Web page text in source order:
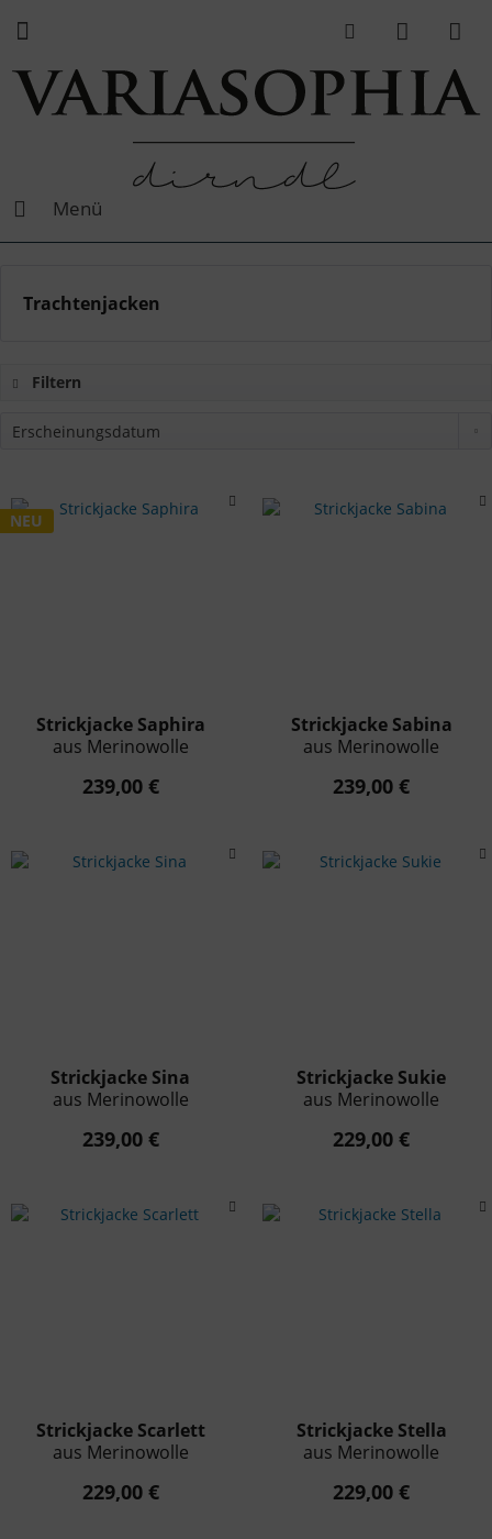
Menü
Trachtenjacken
Filtern
NEU
Strickjacke Saphira
aus Merinowolle
239,00 €
Strickjacke Sabina
aus Merinowolle
239,00 €
Strickjacke Sina
aus Merinowolle
239,00 €
Strickjacke Sukie
aus Merinowolle
229,00 €
Strickjacke Scarlett
aus Merinowolle
229,00 €
Strickjacke Stella
aus Merinowolle
229,00 €